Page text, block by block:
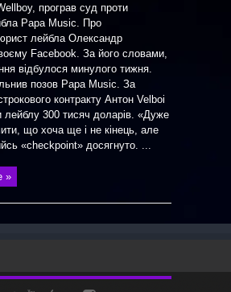
програв суд проти
Papa Music. Про
лейбла Олександр
Facebook. За його словами,
відбулося минулого тижня.
позов Papa Music. За
контракту Антон Velboi
лейблу 300 тисяч доларів. «Дуже
що хоча ще і не кінець, але
«checkpoint» досягнуто. ...
»